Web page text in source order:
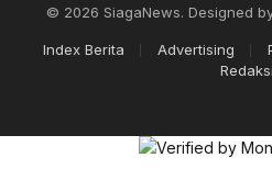
© 2026 SiagaNews. Designed
Index Berita Advertising
Redaksi